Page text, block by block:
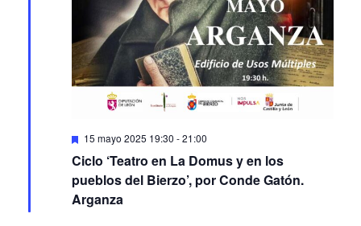
Featured
15 mayo 2025 19:30 -21:00
Ciclo ‘Teatro en La Domus y en los
pueblos del Bierzo’, por Conde Gatón.
Arganza